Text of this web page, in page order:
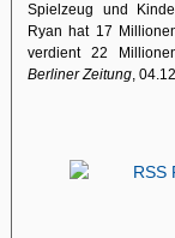
Spielzeug und
Ryan hat 17
verdient 22
Berliner Zeitung,